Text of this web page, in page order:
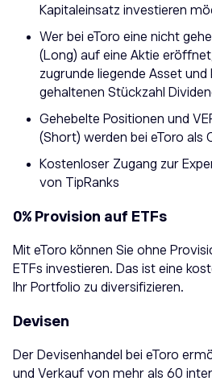
Kapitaleinsatz investieren
Wer bei eToro eine nicht
(Long) auf eine Aktie
zugrunde liegende Asset
gehaltenen Stückzahl
Gehebelte Positionen und
(Short) werden bei eToro als
Kostenloser Zugang zur
von TipRanks
0% Provision auf ETFs
Mit eToro können Sie ohne
ETFs investieren. Das ist eine
Ihr Portfolio zu diversifizieren.
Devisen
Der Devisenhandel bei eToro
und Verkauf von mehr als 60